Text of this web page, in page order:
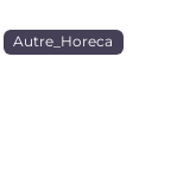
Autre_Horeca